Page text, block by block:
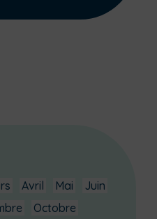
Avril Mai
Juin
Octobre